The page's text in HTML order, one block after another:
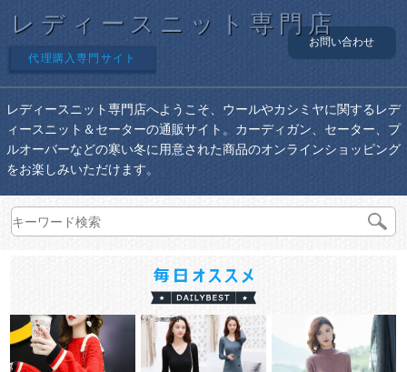
レディースニット専門店
代理購入専門サイト
お問い合わせ
レディースニット専門店へようこそ、ウールやカシミヤに関するレデ
ィースニット＆セーターの通販サイト。カーディガン、セーター、プ
ルオーバーなどの寒い冬に用意された商品のオンラインショッピング
をお楽しみいただけます。